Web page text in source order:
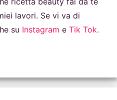
lavori. Se vi va di
su Instagram e Tik Tok.